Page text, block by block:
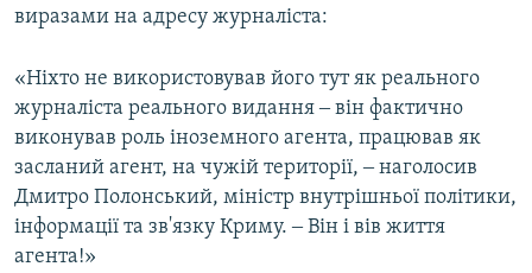
виразами на адресу журналіста:
«Ніхто не використовував його тут як реального
журналіста реального видання ‒ він фактично
виконував роль іноземного агента, працював як
засланий агент, на чужій території, ‒ наголосив
Дмитро Полонський, міністр внутрішньої політики,
інформації та зв'язку Криму. ‒ Він і вів життя
агента!»